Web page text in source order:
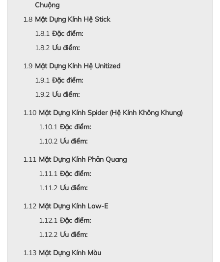
Chuộng
Mặt Dựng Kính Hệ Stick
Đặc điểm:
Ưu điểm:
Mặt Dựng Kính Hệ Unitized
Đặc điểm:
Ưu điểm:
Mặt Dựng Kính Spider (Hệ Kính Không Khung)
Đặc điểm:
Ưu điểm:
Mặt Dựng Kính Phản Quang
Đặc điểm:
Ưu điểm:
Mặt Dựng Kính Low-E
Đặc điểm:
Ưu điểm:
Mặt Dựng Kính Màu